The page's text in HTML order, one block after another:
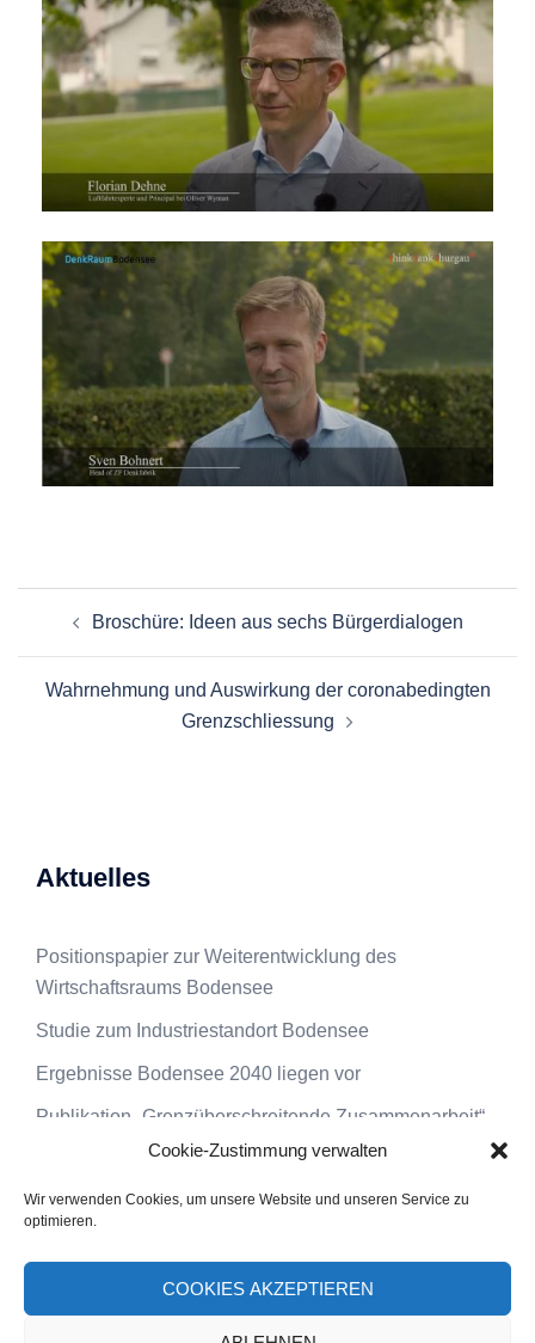
Cookie-Zustimmung verwalten
Wir verwenden Cookies, um unsere Website und unseren Service zu
optimieren.
COOKIES AKZEPTIEREN
Broschüre: Ideen aus sechs Bürgerdialogen
Wahrnehmung und Auswirkung der coronabedingten
Grenzschliessung
Aktuelles
Positionspapier zur Weiterentwicklung des
Wirtschaftsraums Bodensee
Studie zum Industriestandort Bodensee
Ergebnisse Bodensee 2040 liegen vor
Publikation „Grenzüberschreitende Zusammenarbeit“
Video zum TTT-Talk zu digitaler Bürgerbeteiligung